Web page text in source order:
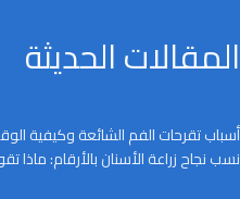
المقالات الحديثة
أسباب تقرحات الفم الشائعة وكيفية
نسب نجاح زراعة الأسنان بالأرقام: ماذا